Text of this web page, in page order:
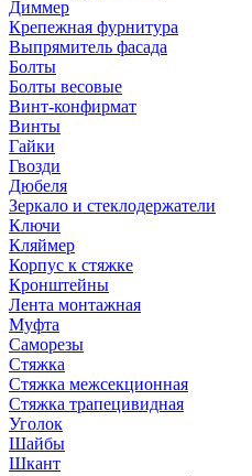
Диммер
Крепежная фурнитура
Выпрямитель фасада
Болты
Болты весовые
Винт-конфирмат
Винты
Гайки
Гвозди
Дюбеля
Зеркало и стеклодержатели
Ключи
Кляймер
Корпус к стяжке
Кронштейны
Лента монтажная
Муфта
Саморезы
Стяжка
Стяжка межсекционная
Стяжка трапецивидная
Уголок
Шайбы
Шкант